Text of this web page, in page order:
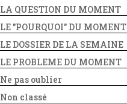
LA QUESTION DU MOMENT
LE "POURQUOI" DU MOMENT
LE DOSSIER DE LA SEMAINE
LE PROBLEME DU MOMENT
Ne pas oublier
Non classé